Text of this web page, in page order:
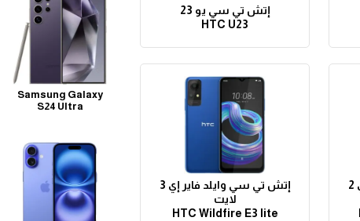
إتش تي سي يو 23
HTC U23
إتش تي سي وايلد فاير إي 2
إتش تي سي وايلد فاير إي 3
لايت
HTC Wildfire E3 lite
Samsung Galaxy
S24 Ultra